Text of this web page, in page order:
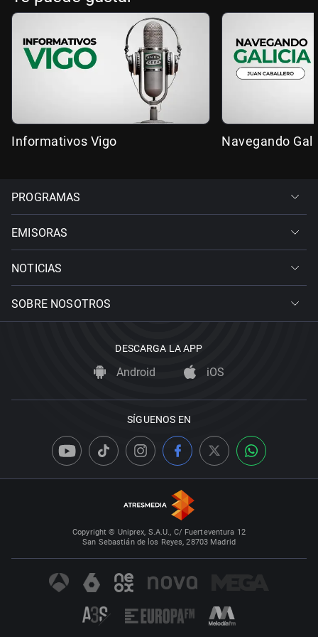
Informativos Vigo Navegando
PROGRAMAS
EMISORAS
NOTICIAS
SOBRE NOSOTROS
DESCARGA LA APP
Android iOS
SÍGUENOS EN
Copyright © Uniprex, S.A.U., C/ Fuerteventura 12
San Sebastián de los Reyes, 28703 Madrid